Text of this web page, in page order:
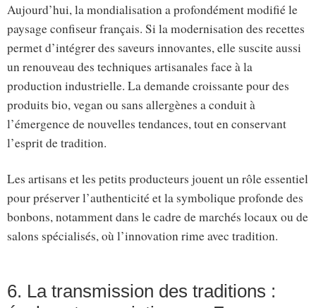
Aujourd’hui, la mondialisation a profondément modifié le
paysage confiseur français. Si la modernisation des recettes
permet d’intégrer des saveurs innovantes, elle suscite aussi
un renouveau des techniques artisanales face à la
production industrielle. La demande croissante pour des
produits bio, vegan ou sans allergènes a conduit à
l’émergence de nouvelles tendances, tout en conservant
l’esprit de tradition.
Les artisans et les petits producteurs jouent un rôle essentiel
pour préserver l’authenticité et la symbolique profonde des
bonbons, notamment dans le cadre de marchés locaux ou de
salons spécialisés, où l’innovation rime avec tradition.
6. La transmission des traditions :